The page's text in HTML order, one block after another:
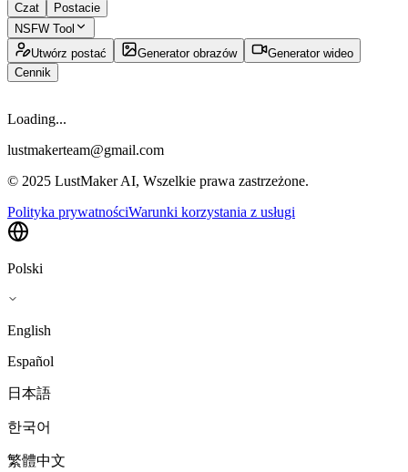
Czat
Postacie
NSFW Tool
Utwórz postać
Generator obrazów
Generator wideo
Cennik
Loading...
lustmakerteam@gmail.com
© 2025 LustMaker AI, Wszelkie prawa zastrzeżone.
Polityka prywatnościWarunki korzystania z usługi
Polski
English
Español
日本語
한국어
繁體中文